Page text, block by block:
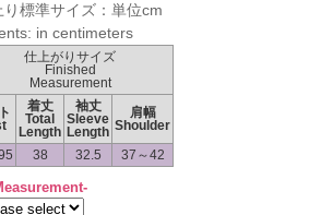
標準サイズ：単位cm
in centimeters
仕上がりサイズ
Finished
Measurement
着丈
Total
Length
袖丈
Sleeve
Length
肩幅
Shoulder
38 32.5 37～42